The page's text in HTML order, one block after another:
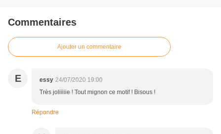
Commentaires
Ajouter un commentaire
E essy 24/07/2020 19:00
Très joliiiiie ! Tout mignon ce motif ! Bisous !
Répondre